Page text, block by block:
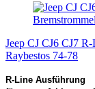
Jeep CJ CJ6 CJ7
Raybestos 74-78
R-Line Ausführung